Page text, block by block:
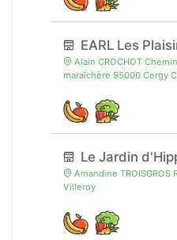
EARL Les
Alain CROCHOT
maraîchère 95000 Cergy
Le Jardin
Amandine
Villeroy